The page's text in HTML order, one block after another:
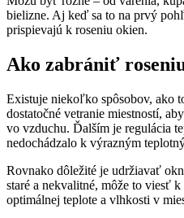
bielizne. Aj keď sa to na prvý
prispievajú k roseniu okien.
Ako zabrániť
Existuje niekoľko spôsobov, ako
dostatočné vetranie miestností,
vo vzduchu. Ďalším je regulácia
nedochádzalo k výrazným
Rovnako dôležité je udržiavať
staré a nekvalitné, môže to viesť
optimálnej teplote a vlhkosti v